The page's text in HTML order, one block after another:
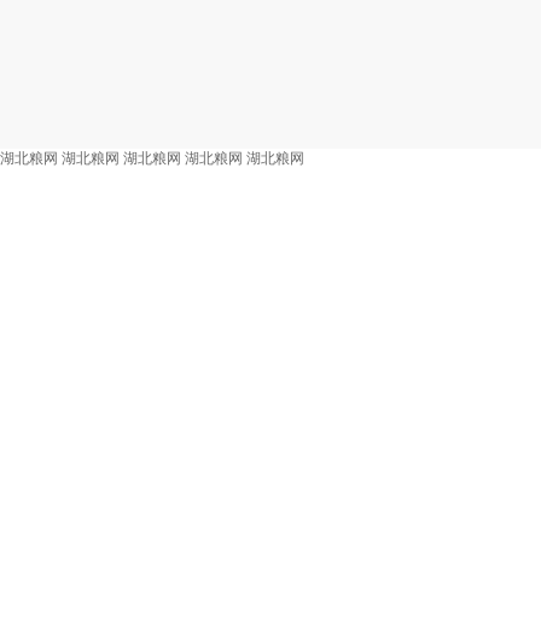
湖北粮网 湖北粮网 湖北粮网 湖北粮网 湖北粮网